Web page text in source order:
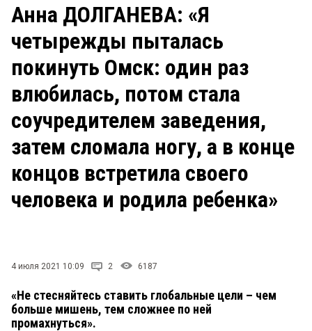
ЗАКОН
НОВОСТИ КОМПАНИЙ
ПРОИСШЕСТВИЯ
СТИЛЬ ЖИЗНИ
Рейтинги
Блоги
Архив
Анна ДОЛГАНЕВА: «Я
четырежды пыталась
покинуть Омск: один раз
влюбилась, потом стала
соучредителем заведения,
затем сломала ногу, а в конце
концов встретила своего
человека и родила ребенка»
4 июля 2021 10:09 2 6187
«Не стесняйтесь ставить глобальные цели – чем
больше мишень, тем сложнее по ней
промахнуться».